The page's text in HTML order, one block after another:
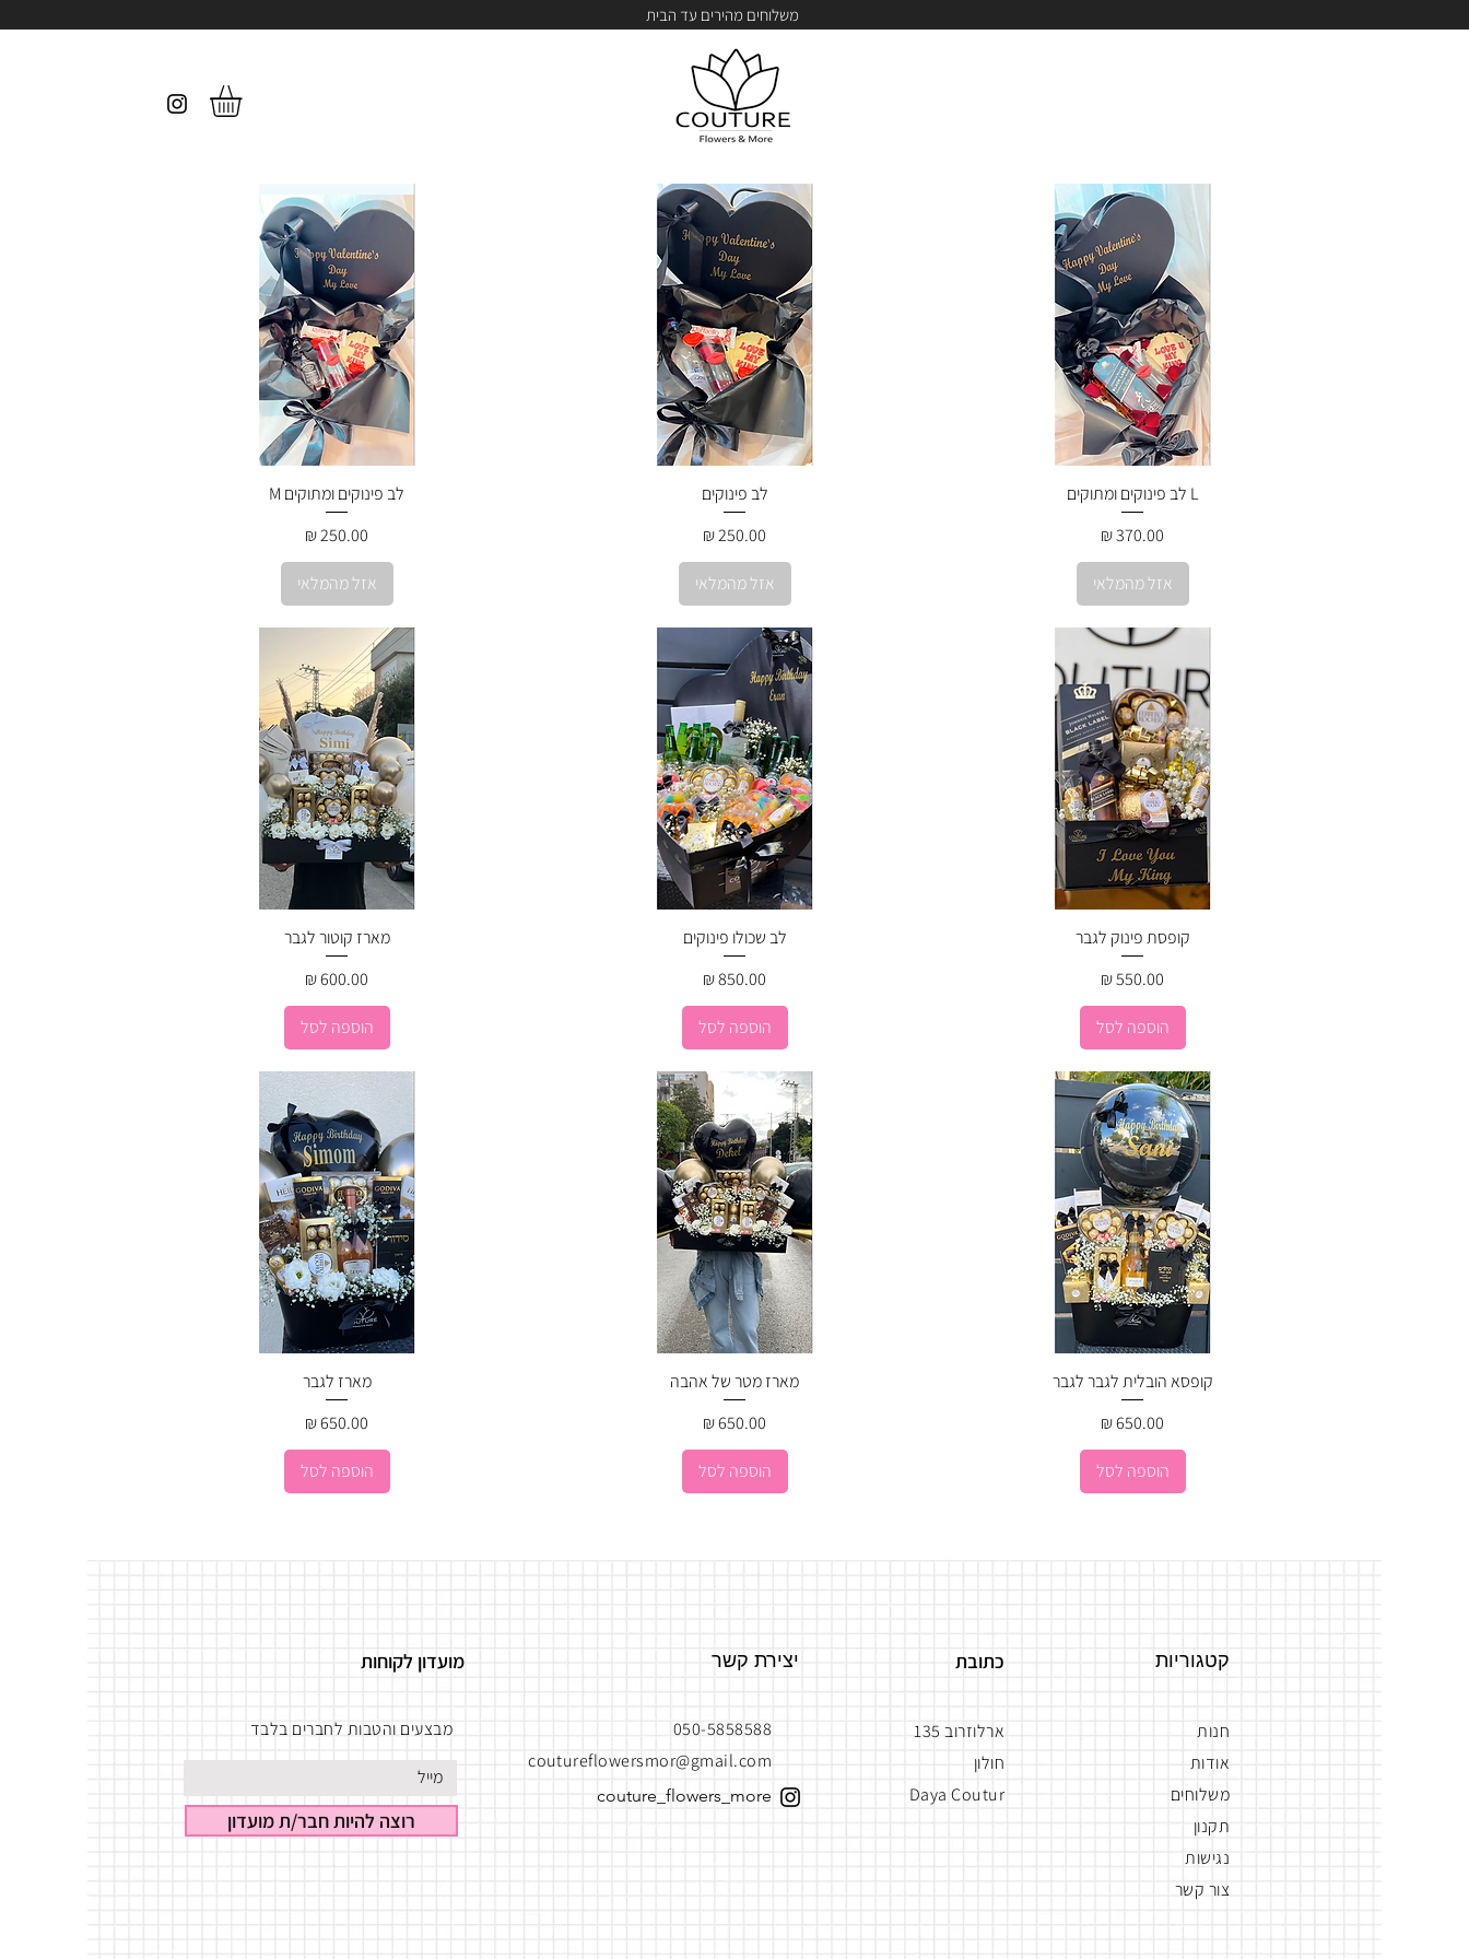
משלוחים מהירים עד הבית
L לב פינוקים ומתוקים
מחיר
אזל מהמלאי
לב פינוקים
מחיר
אזל מהמלאי
לב פינוקים ומתוקים M
מחיר
אזל מהמלאי
קופסת פינוק לגבר
מחיר
הוספה לסל
לב שכולו פינוקים
מחיר
הוספה לסל
מארז קוטור לגבר
מחיר
הוספה לסל
קופסא הובלית לגבר לגבר
מחיר
הוספה לסל
מארז מטר של אהבה
מחיר
הוספה לסל
מארז לגבר
מחיר
הוספה לסל
מועדון לקוחות
מבצעים והטבות לחברים בלבד
רוצה להיות חבר/ת מועדון
יצירת קשר
050-5858588
coutureflowersmor@gmail.com
couture_flowers_more
כתובת
ארלוזרוב 135
חולון
Daya Coutur
קטגוריות
חנות
אודות
משלוחים
תקנון
נגישות
צור קשר